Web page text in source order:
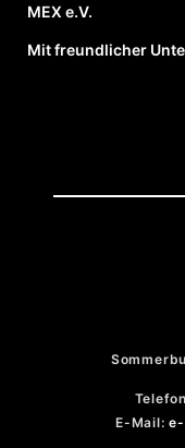
MEX e.V.
Mit freundlicher
E-Mail: